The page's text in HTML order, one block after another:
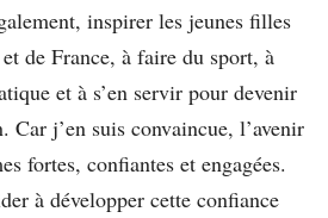
inspirer les jeunes filles
de France, à faire du sport, à
et à s’en servir pour devenir
Car j’en suis convaincue, l’avenir
fortes, confiantes et engagées.
à développer cette confiance